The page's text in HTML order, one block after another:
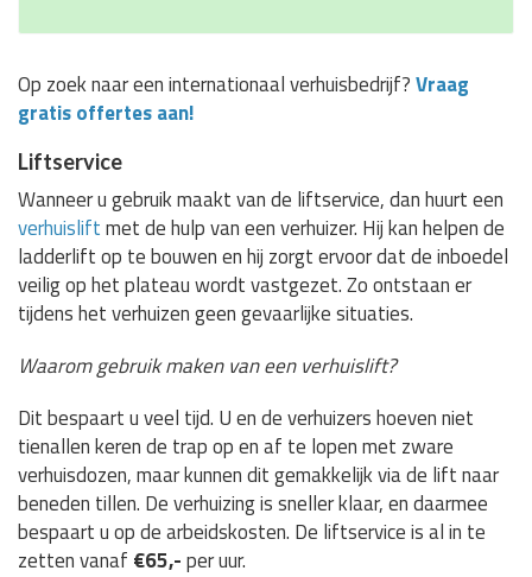
Op zoek naar een internationaal verhuisbedrijf?Vraag
gratis offertes aan!
Liftservice
Wanneer u gebruik maakt van de liftservice, dan huurt een
verhuisliftmet de hulp van een verhuizer. Hij kan helpen de
ladderlift op te bouwen en hij zorgt ervoor dat de inboedel
veilig op het plateau wordt vastgezet. Zo ontstaan er
tijdens het verhuizen geen gevaarlijke situaties.
Waarom gebruik maken van een verhuislift?
Dit bespaart u veel tijd. U en de verhuizers hoeven niet
tienallen keren de trap op en af te lopen met zware
verhuisdozen, maar kunnen dit gemakkelijk via de lift naar
beneden tillen. De verhuizing is sneller klaar, en daarmee
bespaart u op de arbeidskosten. De liftservice is al in te
zetten vanaf €65,-per uur.